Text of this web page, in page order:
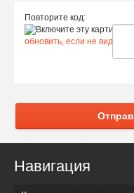
Повторите код:
обновить, если не виден код
Навигация